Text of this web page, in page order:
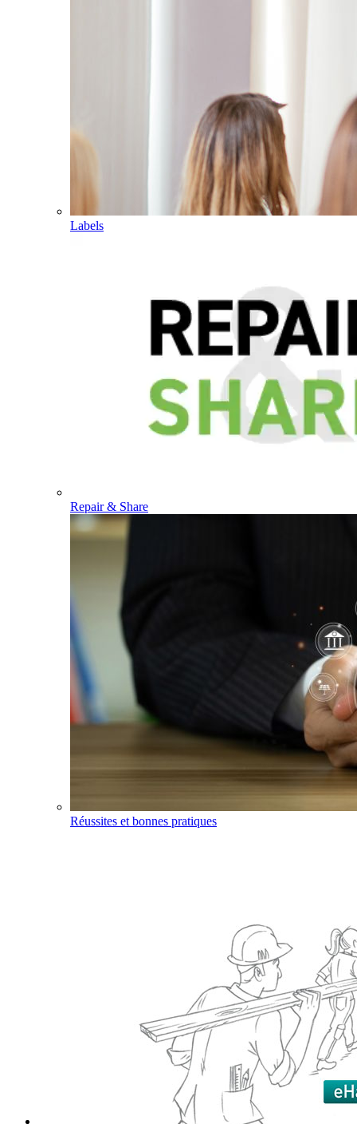
Labels
Repair & Share
Réussites et bonnes pratiques